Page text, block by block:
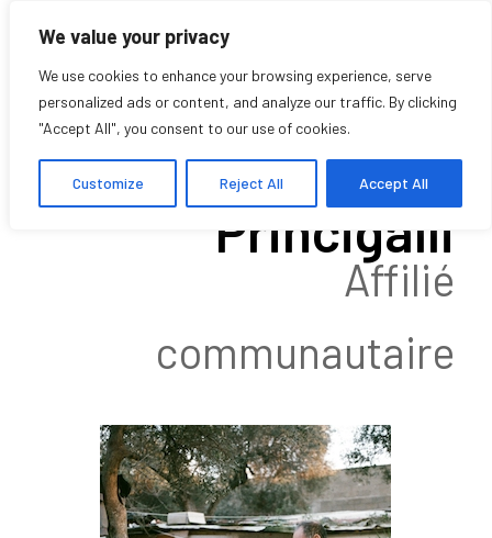
We value your privacy
We use cookies to enhance your browsing experience, serve
personalized ads or content, and analyze our traffic. By clicking
"Accept All", you consent to our use of cookies.
Customize Reject All Accept All
Giovanni
Princigalli
Affilié
communautaire